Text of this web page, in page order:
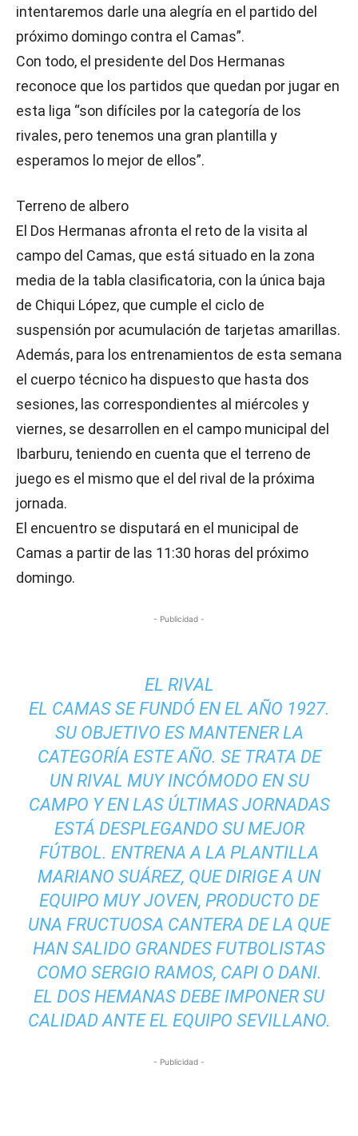
intentaremos darle una alegría en el partido del
próximo domingo contra el Camas”.
Con todo, el presidente del Dos Hermanas
reconoce que los partidos que quedan por jugar en
esta liga “son difíciles por la categoría de los
rivales, pero tenemos una gran plantilla y
esperamos lo mejor de ellos”.
Terreno de albero
El Dos Hermanas afronta el reto de la visita al
campo del Camas, que está situado en la zona
media de la tabla clasificatoria, con la única baja
de Chiqui López, que cumple el ciclo de
suspensión por acumulación de tarjetas amarillas.
Además, para los entrenamientos de esta semana
el cuerpo técnico ha dispuesto que hasta dos
sesiones, las correspondientes al miércoles y
viernes, se desarrollen en el campo municipal del
Ibarburu, teniendo en cuenta que el terreno de
juego es el mismo que el del rival de la próxima
jornada.
El encuentro se disputará en el municipal de
Camas a partir de las 11:30 horas del próximo
domingo.
- Publicidad -
EL RIVAL
EL CAMAS SE FUNDÓ EN EL AÑO 1927.
SU OBJETIVO ES MANTENER LA
CATEGORÍA ESTE AÑO. SE TRATA DE
UN RIVAL MUY INCÓMODO EN SU
CAMPO Y EN LAS ÚLTIMAS JORNADAS
ESTÁ DESPLEGANDO SU MEJOR
FÚTBOL. ENTRENA A LA PLANTILLA
MARIANO SUÁREZ, QUE DIRIGE A UN
EQUIPO MUY JOVEN, PRODUCTO DE
UNA FRUCTUOSA CANTERA DE LA QUE
HAN SALIDO GRANDES FUTBOLISTAS
COMO SERGIO RAMOS, CAPI O DANI.
EL DOS HEMANAS DEBE IMPONER SU
CALIDAD ANTE EL EQUIPO SEVILLANO.
- Publicidad -